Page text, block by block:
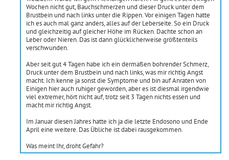
Wochen nicht gut, Bauchschmerzen und dieser Druck unter dem
Brustbein und nach links unter die Rippen. Vor einigen Tagen hatte
ich es auch mal ganz anders, alles auf der Leberseite. So ein Druck
und gleichzeitig auf gleicher Höhe im Rücken. Dachte schon an
Leber oder Nieren. Das ist dann glücklicherweise größtenteils
verschwunden.
Aber seit gut 4 Tagen habe ich ein dermaßen bohrender Schmerz,
Druck unter dem Brustbein und nach links, was mir richtig Angst
macht. Ich kenne ja sonst die Symptome und bin auf Anraten von
Einigen hier auch ruhiger geworden, aber es ist diesmal irgendwie
viel extremer, hört nicht auf, trotz seit 3 Tagen nichts essen und
macht mir richtig Angst.
Im Januar diesen Jahres hatte ich ja die letzte Endosono und Ende
April eine weitere. Das Übliche ist dabei rausgekommen.
Was meint Ihr, droht Gefahr?